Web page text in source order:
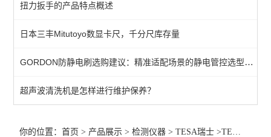
KANETEC高斯计
SIMCO测试仪
日本三丰千分表
MITUTOYO三丰
扭力扳手的产品特点概述
日本三丰Mitutoyo数显卡尺，千分尺库存量
GORDON防静电刷选购建议：精准适配场景的静电管控选型指南
超声波清洗机是怎样进行维护保养？
你的位置：首页 > 产品展示 >检测仪器 >TESA瑞士 >TESA卡尺TESA-CCMA-M